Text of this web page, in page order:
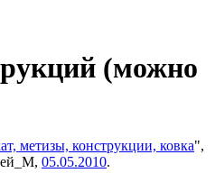
(можно
метизы, конструкции, ковка",
, 05.05.2010.